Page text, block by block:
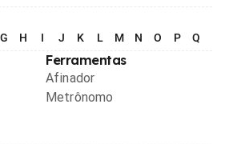
G H I J K L M N O P Q
Ferramentas
Afinador
Metrônomo